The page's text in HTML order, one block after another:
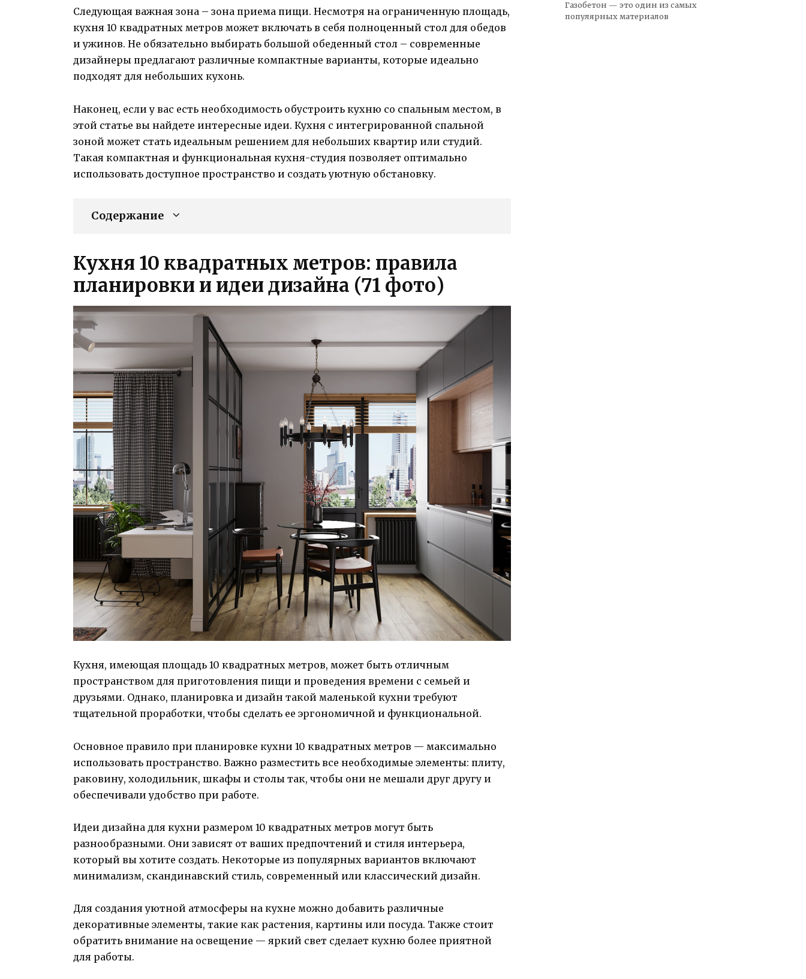
Следующая важная зона – зона приема пищи. Несмотря на ограниченную площадь,
кухня 10 квадратных метров может включать в себя полноценный стол для обедов
и ужинов. Не обязательно выбирать большой обеденный стол – современные
дизайнеры предлагают различные компактные варианты, которые идеально
подходят для небольших кухонь.
Наконец, если у вас есть необходимость обустроить кухню со спальным местом, в
этой статье вы найдете интересные идеи. Кухня с интегрированной спальной
зоной может стать идеальным решением для небольших квартир или студий.
Такая компактная и функциональная кухня-студия позволяет оптимально
использовать доступное пространство и создать уютную обстановку.
Содержание
Кухня 10 квадратных метров: правила
планировки и идеи дизайна (71 фото)
Кухня, имеющая площадь 10 квадратных метров, может быть отличным
пространством для приготовления пищи и проведения времени с семьей и
друзьями. Однако, планировка и дизайн такой маленькой кухни требуют
тщательной проработки, чтобы сделать ее эргономичной и функциональной.
Основное правило при планировке кухни 10 квадратных метров — максимально
использовать пространство. Важно разместить все необходимые элементы: плиту,
раковину, холодильник, шкафы и столы так, чтобы они не мешали друг другу и
обеспечивали удобство при работе.
Идеи дизайна для кухни размером 10 квадратных метров могут быть
разнообразными. Они зависят от ваших предпочтений и стиля интерьера,
который вы хотите создать. Некоторые из популярных вариантов включают
минимализм, скандинавский стиль, современный или классический дизайн.
Для создания уютной атмосферы на кухне можно добавить различные
декоративные элементы, такие как растения, картины или посуда. Также стоит
обратить внимание на освещение — яркий свет сделает кухню более приятной
для работы.
Газобетон — это один из самых
популярных материалов